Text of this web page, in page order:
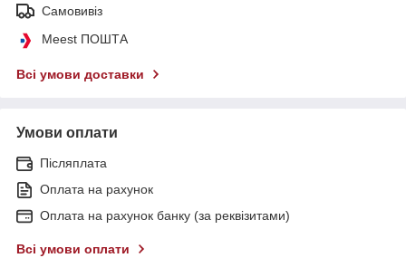
Самовивіз
Meest ПОШТА
Всі умови доставки
Умови оплати
Післяплата
Оплата на рахунок
Оплата на рахунок банку (за реквізитами)
Всі умови оплати